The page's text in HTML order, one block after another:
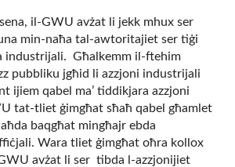
il-GWU avżat li jekk mhux ser
min-naħa tal-awtoritajiet ser tiġi
industrijali. Għalkemm il-ftehim
pubbliku jgħid li azzjoni industrijali
ijiem qabel ma’ tiddikjara azzjoni
tat-tliet ġimgħat sħaħ qabel għamlet
baqgħat mingħajr ebda
Wara tliet ġimgħat oħra kollox
avżat li ser tibda l-azzjonijiet